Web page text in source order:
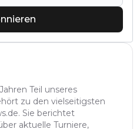
Teil unseres
zu den vielseitigsten
Sie berichtet
aktuelle Turniere,